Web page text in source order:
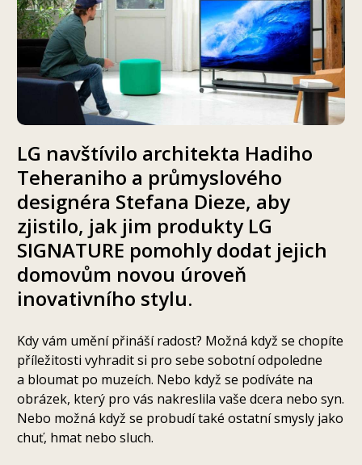
LG navštívilo architekta Hadiho
Teheraniho a průmyslového
designéra Stefana Dieze, aby
zjistilo, jak jim produkty LG
SIGNATURE pomohly dodat jejich
domovům novou úroveň
inovativního stylu.
Kdy vám umění přináší radost? Možná když se chopíte
příležitosti vyhradit si pro sebe sobotní odpoledne
a bloumat po muzeích. Nebo když se podíváte na
obrázek, který pro vás nakreslila vaše dcera nebo syn.
Nebo možná když se probudí také ostatní smysly jako
chuť, hmat nebo sluch.